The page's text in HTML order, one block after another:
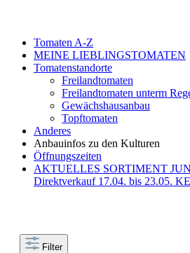
Tomaten A-Z
MEINE LIEBLINGSTOMATEN
Tomatenstandorte
Freilandtomaten
Freilandtomaten unterm
Gewächshausanbau
Topftomaten
Anderes
Anbauinfos zu den Kulturen
Öffnungszeiten
AKTUELLES SORTIMENT
Direktverkauf 17.04. bis 23.05.
Filter